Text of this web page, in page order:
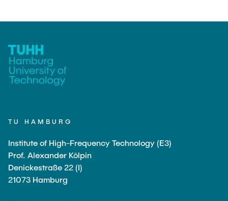
TU HAMBURG
Institute of High-Frequency Technology (E3)
Prof. Alexander Kölpin
Denickestraße 22 (I)
21073 Hamburg